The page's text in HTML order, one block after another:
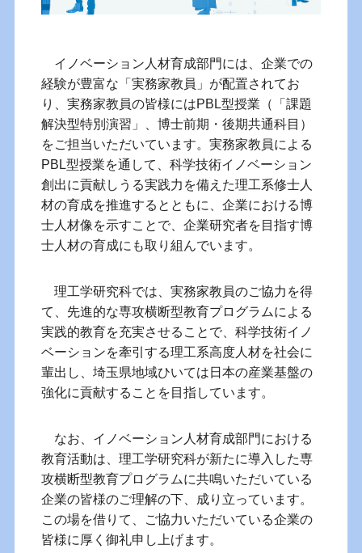
イノベーション人材育成部門には、企業での
経験が豊富な「実務家教員」が配置されてお
り、実務家教員の皆様にはPBL型授業（「課題
解決型特別演習」、博士前期・後期共通科目）
をご担当いただいています。実務家教員による
PBL型授業を通して、科学技術イノベーション
創出に貢献しうる実践力を備えた理工系修士人
材の育成を推進するとともに、企業における博
士人材像を示すことで、企業研究者を目指す博
士人材の育成にも取り組んでいます。
理工学研究科では、実務家教員のご協力を得
て、先進的な専攻横断型教育プログラムによる
実践的教育を充実させることで、科学技術イノ
ベーションを牽引する理工系高度人材を社会に
輩出し、埼玉県地域ひいては日本の産業基盤の
強化に貢献することを目指しています。
なお、イノベーション人材育成部門における
教育活動は、理工学研究科が新たに導入した専
攻横断型教育プログラムに共鳴いただいている
企業の皆様のご理解の下、成り立っています。
この場を借りて、ご協力いただいている企業の
皆様に厚く御礼申し上げます。